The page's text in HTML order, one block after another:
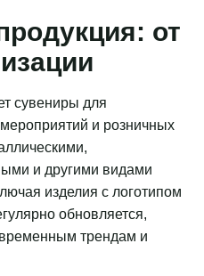
от
сувениры для
и розничных
и другими видами
изделия с логотипом
обновляется,
трендам и